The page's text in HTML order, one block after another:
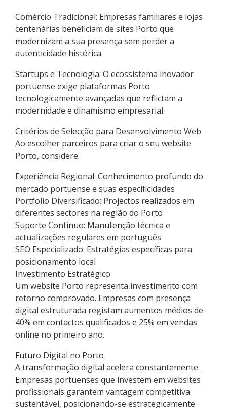
Comércio Tradicional: Empresas familiares e lojas
centenárias beneficiam de sites Porto que
modernizam a sua presença sem perder a
autenticidade histórica.
Startups e Tecnologia: O ecossistema inovador
portuense exige plataformas Porto
tecnologicamente avançadas que reflictam a
modernidade e dinamismo empresarial.
Critérios de Selecção para Desenvolvimento Web
Ao escolher parceiros para criar o seu website
Porto, considere:
Experiência Regional: Conhecimento profundo do
mercado portuense e suas especificidades
Portfolio Diversificado: Projectos realizados em
diferentes sectores na região do Porto
Suporte Contínuo: Manutenção técnica e
actualizações regulares em português
SEO Especializado: Estratégias específicas para
posicionamento local
Investimento Estratégico
Um website Porto representa investimento com
retorno comprovado. Empresas com presença
digital estruturada registam aumentos médios de
40% em contactos qualificados e 25% em vendas
online no primeiro ano.
Futuro Digital no Porto
A transformação digital acelera constantemente.
Empresas portuenses que investem em websites
profissionais garantem vantagem competitiva
sustentável, posicionando-se estrategicamente